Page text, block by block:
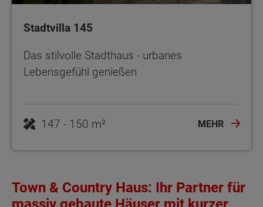
Stadtvilla 145
Das stilvolle Stadthaus - urbanes
Lebensgefühl genießen
147 - 150 m² MEHR
Town & Country Haus: Ihr Partner für